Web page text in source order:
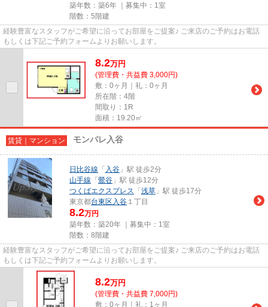
築年数：築6年 ｜募集中： 1室
階数：5階建
経験豊富なスタッフがご希望に沿ってお部屋をご提案♪ ご来店のご予約はお電話
もしくは下記ご予約フォームよりお願いします。
8.2万円
(管理費・共益費 3,000円)
敷：0ヶ月｜礼：0ヶ月
所在階：4階
間取り：1R
面積：19.20㎡
賃貸｜マンション モンパレ入谷
日比谷線 「 入谷 」駅 徒歩2分
山手線 「 鶯谷 」駅 徒歩12分
つくばエクスプレス 「 浅草 」駅 徒歩17分
東京都台東区 入谷 １丁目
8.2万円
築年数：築20年 ｜募集中： 1室
階数：8階建
経験豊富なスタッフがご希望に沿ってお部屋をご提案♪ ご来店のご予約はお電話
もしくは下記ご予約フォームよりお願いします。
8.2万円
(管理費・共益費 7,000円)
敷：0ヶ月｜礼：1ヶ月